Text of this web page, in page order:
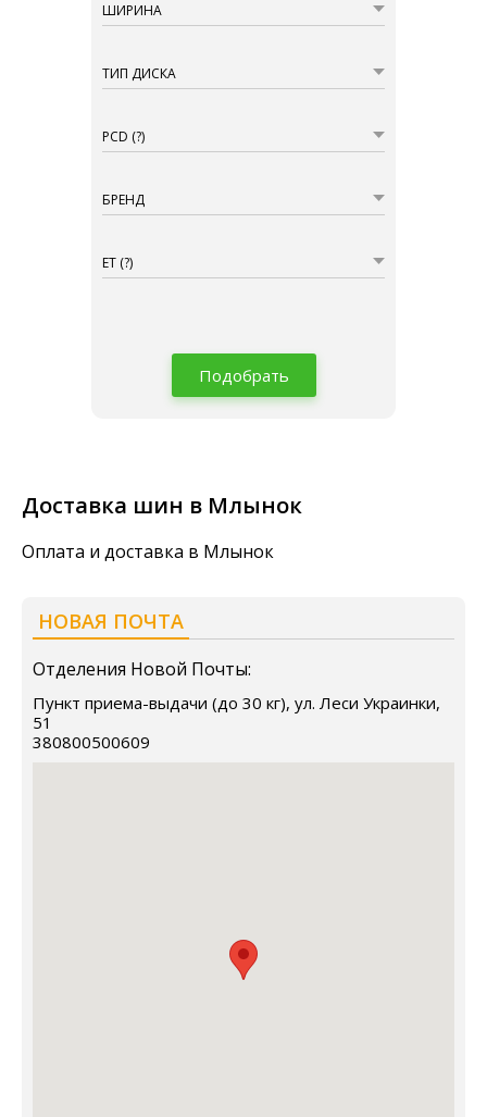
ШИРИНА
ТИП ДИСКА
PCD (?)
БРЕНД
ET (?)
Подобрать
Доставка шин в Млынок
Оплата и доставка в Млынок
НОВАЯ ПОЧТА
Отделения Новой Почты:
Пункт приема-выдачи (до 30 кг), ул. Леси Украинки,
51
380800500609